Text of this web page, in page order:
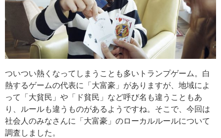
ついつい熱くなってしまうことも多いトランプゲーム。白
熱するゲームの代表に「大富豪」がありますが、地域によ
って「大貧民」や「ド貧民」など呼び名も違うこともあ
り、ルールも違うものがあるようですね。そこで、今回は
社会人のみなさんに「大富豪」のローカルルールについて
調査しました。